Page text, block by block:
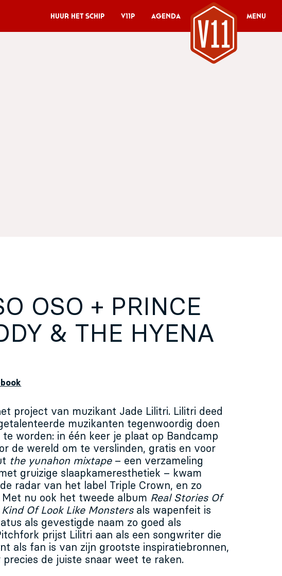
Huur het schip V11P Agenda Menu
OSO + PRINCE
& THE HYENA
project van muzikant Jade Lilitri. Lilitri deed
muzikanten tegenwoordig doen
te worden: in één keer je plaat op Bandcamp
de wereld om te verslinden, gratis en voor
the yunahon mixtape – een verzameling
gruizige slaapkameresthetiek – kwam
radar van het label Triple Crown, en zo
Met nu ook het tweede album Real Stories Of
Kind Of Look Like Monsters als wapenfeit is
als gevestigde naam zo goed als
prijst Lilitri aan als een songwriter die
als fan is van zijn grootste inspiratiebronnen,
precies de juiste snaar weet te raken.